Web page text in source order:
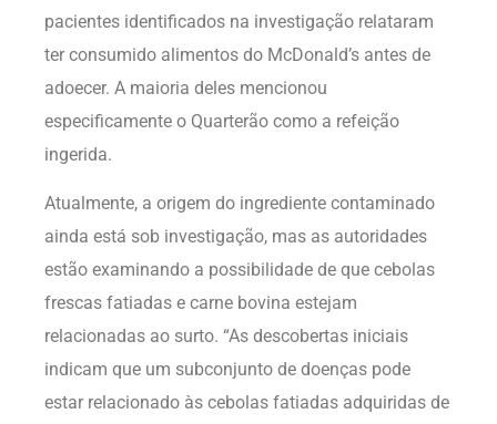
pacientes identificados na investigação relataram
ter consumido alimentos do McDonald’s antes de
adoecer. A maioria deles mencionou
especificamente o Quarterão como a refeição
ingerida.
Atualmente, a origem do ingrediente contaminado
ainda está sob investigação, mas as autoridades
estão examinando a possibilidade de que cebolas
frescas fatiadas e carne bovina estejam
relacionadas ao surto. “As descobertas iniciais
indicam que um subconjunto de doenças pode
estar relacionado às cebolas fatiadas adquiridas de